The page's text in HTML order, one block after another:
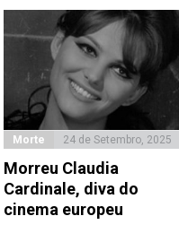
Morte 24 de Setembro, 2025
Morreu Claudia
Cardinale, diva do
cinema europeu